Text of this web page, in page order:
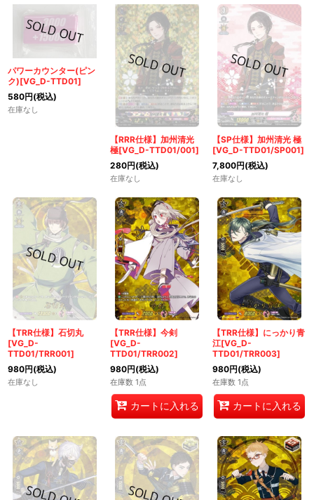
在庫あり
並び順:
絞り込む
パワーカウンター(ピン
ク)[VG_D-TTD01]
580円(税込)
在庫なし
【RRR仕様】加州清光
極[VG_D-TTD01/001]
280円(税込)
在庫なし
【SP仕様】加州清光 極
[VG_D-TTD01/SP001]
7,800円(税込)
在庫なし
【TRR仕様】石切丸
[VG_D-
TTD01/TRR001]
980円(税込)
在庫なし
【TRR仕様】今剣
[VG_D-
TTD01/TRR002]
980円(税込)
在庫数 1点
カートに入れる
【TRR仕様】にっかり青
江[VG_D-
TTD01/TRR003]
980円(税込)
在庫数 1点
カートに入れる